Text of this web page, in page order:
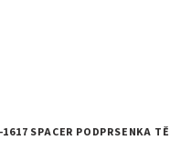
SPACER PODPRSENKA